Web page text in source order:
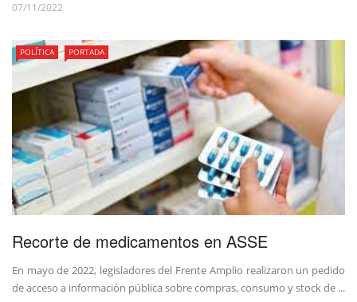
07/11/2022
POLÍTICA PORTADA
Recorte de medicamentos en ASSE
En mayo de 2022, legisladores del Frente Amplio realizaron un pedido
de acceso a información pública sobre compras, consumo y stock de ...